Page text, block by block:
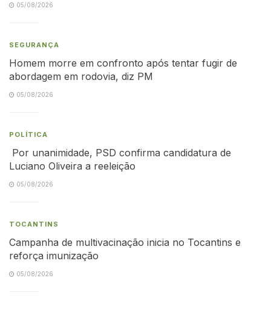
05/08/2026
SEGURANÇA
Homem morre em confronto após tentar fugir de
abordagem em rodovia, diz PM
05/08/2026
POLÍTICA
Por unanimidade, PSD confirma candidatura de
Luciano Oliveira a reeleição
05/08/2026
TOCANTINS
Campanha de multivacinação inicia no Tocantins e
reforça imunização
05/08/2026